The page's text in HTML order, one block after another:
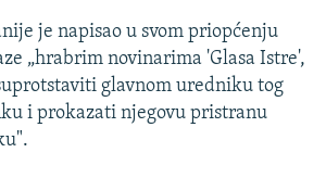
je napisao u svom priopćenju
„hrabrim novinarima 'Glasa Istre',
glavnom uredniku tog
i prokazati njegovu pristranu